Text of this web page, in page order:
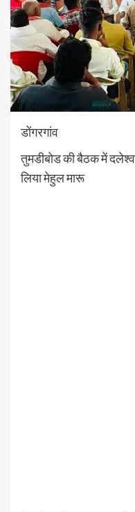
डोंगरगांव
तुमडीबोड की बैठक में
लिया मेहुल मारू